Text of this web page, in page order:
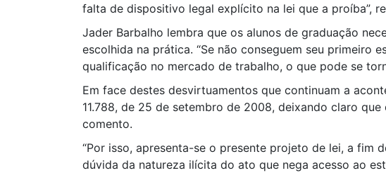
falta de dispositivo legal explícito na lei que a proíba”,
Jader Barbalho lembra que os alunos de graduação
escolhida na prática. “Se não conseguem seu primeiro
qualificação no mercado de trabalho, o que pode se
Em face destes desvirtuamentos que continuam a
11.788, de 25 de setembro de 2008, deixando claro
comento.
“Por isso, apresenta-se o presente projeto de lei, a fim
dúvida da natureza ilícita do ato que nega acesso ao